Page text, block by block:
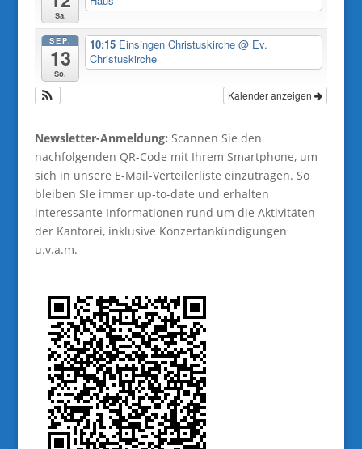
Sa.
SEP.
13
So.
10:15 Einsingen Christuskirche@ Ev.
Christuskirche
Kalender anzeigen
Newsletter-Anmeldung: Scannen Sie den
nachfolgenden QR-Code mit Ihrem Smartphone, um
sich in unsere E-Mail-Verteilerliste einzutragen. So
bleiben SIe immer up-to-date und erhalten
interessante Informationen rund um die Aktivitäten
der Kantorei, inklusive Konzertankündigungen
u.v.a.m.